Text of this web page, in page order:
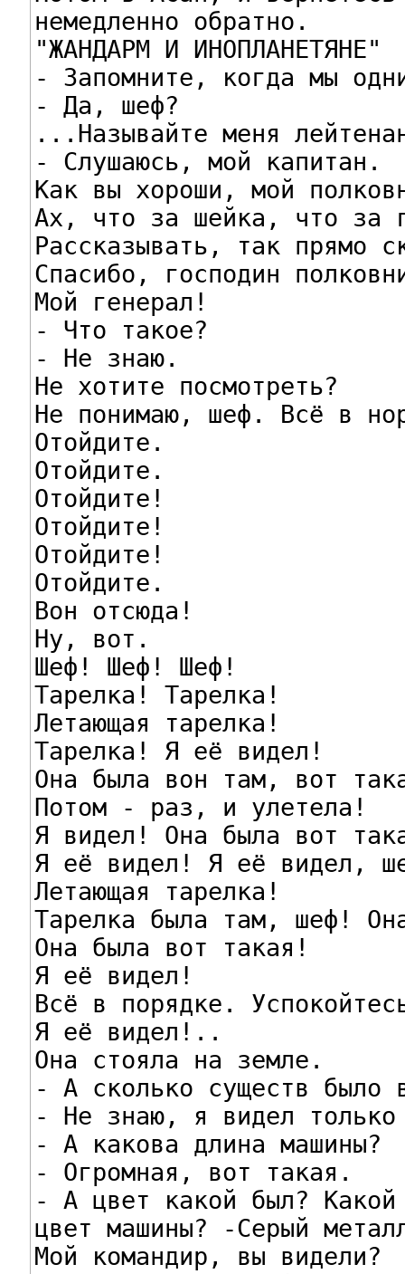
немедленно обратно.
"ЖАНДАРМ И ИНОПЛАНЕТЯНЕ"
- Запомните, когда мы
- Да, шеф?
...Называйте меня
- Слушаюсь, мой капитан.
Как вы хороши, мой
Ах, что за шейка, что за
Рассказывать, так прямо
Спасибо, господин
Мой генерал!
- Что такое?
- Не знаю.
Не хотите посмотреть?
Не понимаю, шеф. Всё в
Отойдите.
Отойдите.
Отойдите!
Отойдите!
Отойдите!
Отойдите.
Вон отсюда!
Ну, вот.
Шеф! Шеф! Шеф!
Тарелка! Тарелка!
Летающая тарелка!
Тарелка! Я её видел!
Она была вон там, вот
Потом - раз, и улетела!
Я видел! Она была вот
Я её видел! Я её видел,
Летающая тарелка!
Тарелка была там, шеф!
Она была вот такая!
Я её видел!
Всё в порядке.
Я её видел!..
Она стояла на земле.
- А сколько существ было
- Не знаю, я видел только
- А какова длина машины?
- Огромная, вот такая.
- А цвет какой был? Какой
цвет машины? -Серый
Мой командир, вы видели?